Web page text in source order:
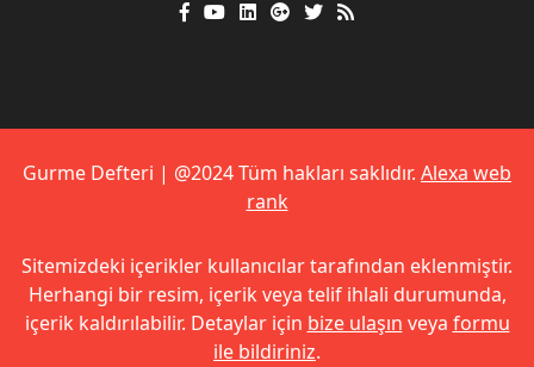
Gurme Defteri | @2024 Tüm hakları saklıdır. Alexa web
rank
Sitemizdeki içerikler kullanıcılar tarafından eklenmiştir.
Herhangi bir resim, içerik veya telif ihlali durumunda,
içerik kaldırılabilir. Detaylar için bize ulaşın veya formu
ile bildiriniz.